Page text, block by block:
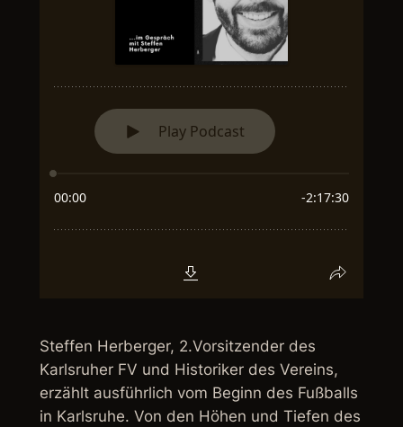
Steffen Herberger, 2.Vorsitzender des
Karlsruher FV und Historiker des Vereins,
erzählt ausführlich vom Beginn des Fußballs
in Karlsruhe. Von den Höhen und Tiefen des